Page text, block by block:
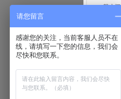
截止阀
安全阀
减压阀
请您留言
感谢您的关注，当前客服人员不在
线，请填写一下您的信息，我们会
尽快和您联系。